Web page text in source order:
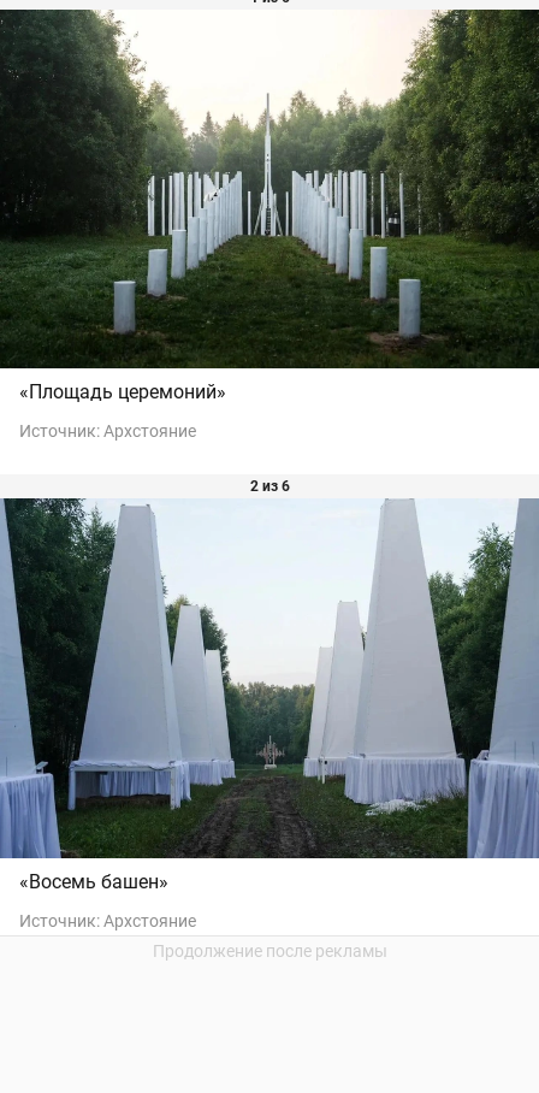
«Площадь церемоний»
Источник:Архстояние
2 из 6
«Восемь башен»
Источник:Архстояние